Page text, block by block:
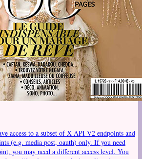
access to a subset of X API V2 endpoints and
(e.g. media post, oauth) only. If you need
you may need a different access level. You